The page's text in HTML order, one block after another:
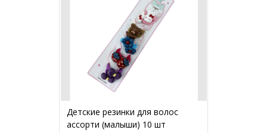
Детские резинки для волос
ассорти (малыши) 10 шт